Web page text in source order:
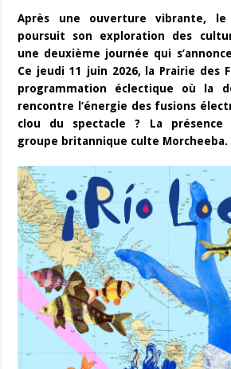
Après une ouverture vibrante,
poursuit son exploration des
une deuxième journée qui
Ce jeudi 11 juin 2026, la Prairie des
programmation éclectique où la
rencontre l’énergie des fusions
clou du spectacle ? La présence
groupe britannique culte Morcheeba.